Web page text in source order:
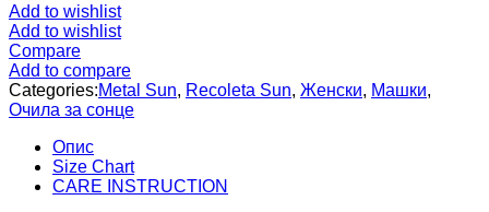
Add to wishlist
Add to wishlist
Compare
Add to compare
Categories:Metal Sun, Recoleta Sun, Женски, Машки,
Очила за сонце
Опис
Size Chart
CARE INSTRUCTION